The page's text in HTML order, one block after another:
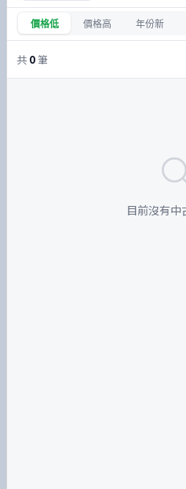
價格低 價格高 年份新
共 0筆
目前沒有中